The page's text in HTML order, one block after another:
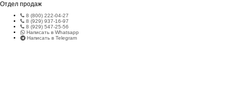
Отдел продаж
8 (800) 222-04-27
8 (929) 937-16-97
8 (929) 547-25-56
Написать в Whatsapp
Написать в Telegram